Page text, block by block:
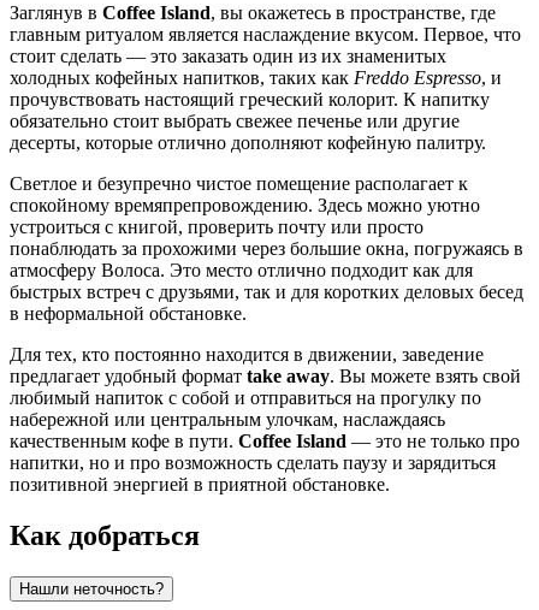
Заглянув в Coffee Island, вы окажетесь в пространстве, где
главным ритуалом является наслаждение вкусом. Первое, что
стоит сделать — это заказать один из их знаменитых
холодных кофейных напитков, таких как Freddo Espresso, и
прочувствовать настоящий греческий колорит. К напитку
обязательно стоит выбрать свежее печенье или другие
десерты, которые отлично дополняют кофейную палитру.
Светлое и безупречно чистое помещение располагает к
спокойному времяпрепровождению. Здесь можно уютно
устроиться с книгой, проверить почту или просто
понаблюдать за прохожими через большие окна, погружаясь в
атмосферу Волоса. Это место отлично подходит как для
быстрых встреч с друзьями, так и для коротких деловых бесед
в неформальной обстановке.
Для тех, кто постоянно находится в движении, заведение
предлагает удобный формат take away. Вы можете взять свой
любимый напиток с собой и отправиться на прогулку по
набережной или центральным улочкам, наслаждаясь
качественным кофе в пути. Coffee Island — это не только про
напитки, но и про возможность сделать паузу и зарядиться
позитивной энергией в приятной обстановке.
Как добраться
Нашли неточность?